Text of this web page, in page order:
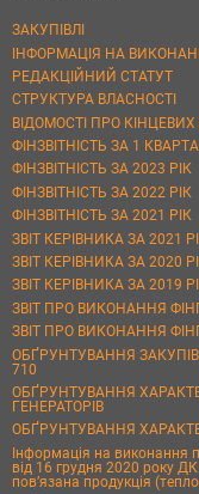
ЗАКУПІВЛІ
ІНФОРМАЦІЯ НА
РЕДАКЦІЙНИЙ СТАТУТ
СТРУКТУРА ВЛАСНОСТІ
ВІДОМОСТІ ПРО
ФІНЗВІТНІСТЬ ЗА 1
ФІНЗВІТНІСТЬ ЗА 2023 РІК
ФІНЗВІТНІСТЬ ЗА 2022 РІК
ФІНЗВІТНІСТЬ ЗА 2021 РІК
ЗВІТ КЕРІВНИКА ЗА 2021
ЗВІТ КЕРІВНИКА ЗА 2020
ЗВІТ КЕРІВНИКА ЗА 2019
ЗВІТ ПРО ВИКОНАННЯ
ЗВІТ ПРО ВИКОНАННЯ
ОБҐРУНТУВАННЯ
710
ОБҐРУНТУВАННЯ
ГЕНЕРАТОРІВ
ОБҐРУНТУВАННЯ
Інформація на виконання
від 16 грудня 2020 року
пов’язана продукція